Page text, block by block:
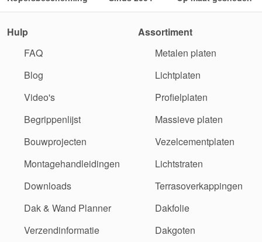
Hulp
FAQ
Blog
Video's
Begrippenlijst
Bouwprojecten
Montagehandleidingen
Downloads
Dak & Wand Planner
Verzendinformatie
Assortiment
Metalen platen
Lichtplaten
Profielplaten
Massieve platen
Vezelcementplaten
Lichtstraten
Terrasoverkappingen
Dakfolie
Dakgoten